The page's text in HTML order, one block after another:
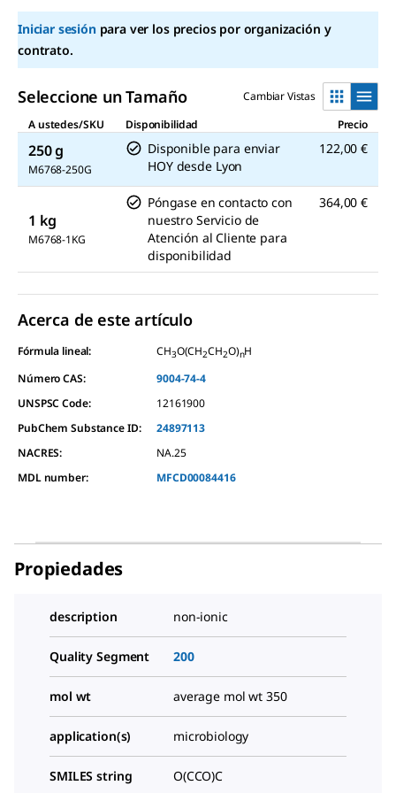
Iniciar sesiónpara ver los precios por organización y
contrato.
Seleccione un Tamaño
Cambiar Vistas
A ustedes/SKU
Disponibilidad Precio
250 g
M6768-250G
Disponible para enviar
HOY desde Lyon
122,00 €
1 kg
M6768-1KG
Póngase en contacto con
nuestro Servicio de
Atención al Cliente para
disponibilidad
364,00 €
Acerca de este artículo
Fórmula lineal: CH3O(CH2CH2O)nH
Número CAS:
9004-74-4
UNSPSC Code:
12161900
PubChem Substance ID:
24897113
NACRES:
NA.25
MDL number:
MFCD00084416
Propiedades
description non-ionic
Quality Segment 200
mol wt average mol wt 350
application(s) microbiology
SMILES string O(CCO)C